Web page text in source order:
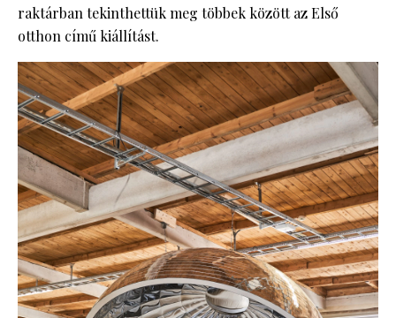
raktárban tekinthettük meg többek között az Első
otthon című kiállítást.